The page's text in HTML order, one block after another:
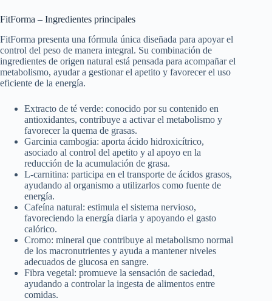
FitForma – Ingredientes principales
FitForma presenta una fórmula única diseñada para apoyar el
control del peso de manera integral. Su combinación de
ingredientes de origen natural está pensada para acompañar el
metabolismo, ayudar a gestionar el apetito y favorecer el uso
eficiente de la energía.
Extracto de té verde: conocido por su contenido en
antioxidantes, contribuye a activar el metabolismo y
favorecer la quema de grasas.
Garcinia cambogia: aporta ácido hidroxicítrico,
asociado al control del apetito y al apoyo en la
reducción de la acumulación de grasa.
L-carnitina: participa en el transporte de ácidos grasos,
ayudando al organismo a utilizarlos como fuente de
energía.
Cafeína natural: estimula el sistema nervioso,
favoreciendo la energía diaria y apoyando el gasto
calórico.
Cromo: mineral que contribuye al metabolismo normal
de los macronutrientes y ayuda a mantener niveles
adecuados de glucosa en sangre.
Fibra vegetal: promueve la sensación de saciedad,
ayudando a controlar la ingesta de alimentos entre
comidas.